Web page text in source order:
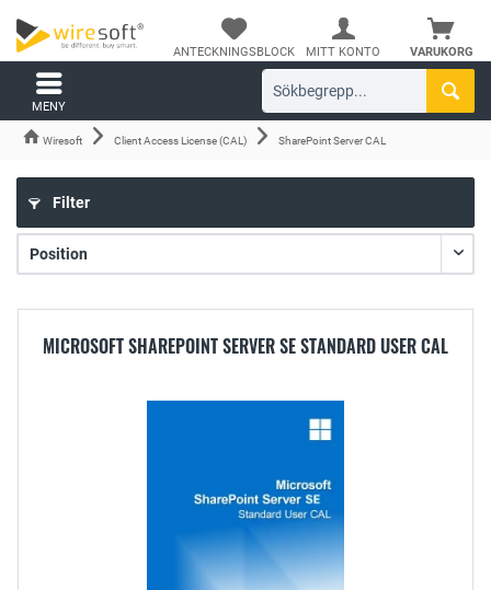
VARUKORG
ANTECKNINGSBLOCK MITT KONTO
MENY
Wiresoft Client Access License (CAL) SharePoint Server CAL
Filter
MICROSOFT SHAREPOINT SERVER SE STANDARD USER CAL